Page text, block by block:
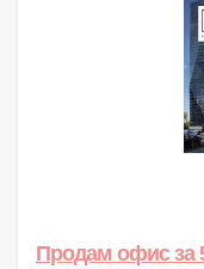
Продам офисза